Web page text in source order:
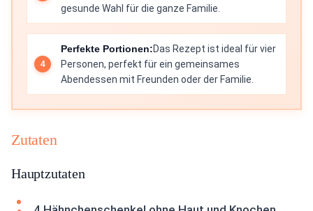
gesunde Wahl für die ganze Familie.
Perfekte Portionen:Das Rezept ist ideal für vier
Personen, perfekt für ein gemeinsames
Abendessen mit Freunden oder der Familie.
Zutaten
Hauptzutaten